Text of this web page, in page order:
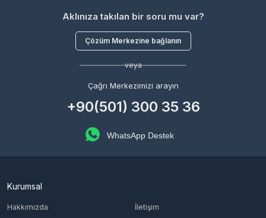
Aklınıza takılan bir soru mu var?
Çözüm Merkezine bağlanın
veya
Çağrı Merkezimizi arayın
+90(501) 300 35 36
WhatsApp Destek
Kurumsal
Hakkımızda
İletişim